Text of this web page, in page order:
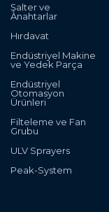
Şalter ve
Anahtarlar
Hırdavat
Endüstriyel Makine
ve Yedek Parça
Endüstriyel
Otomasyon
Ürünleri
Filteleme ve Fan
Grubu
ULV Sprayers
Peak-System